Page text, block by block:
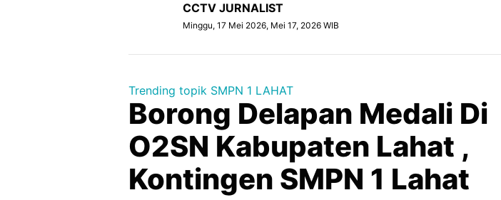
CCTV JURNALIST
Minggu, 17 Mei 2026, Mei 17, 2026 WIB
Trending topik SMPN 1 LAHAT
Borong Delapan Medali Di
O2SN Kabupaten Lahat ,
Kontingen SMPN 1 Lahat